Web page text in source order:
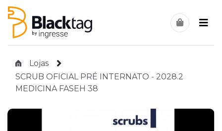
Lojas
SCRUB OFICIAL PRÉ INTERNATO - 2028.2
MEDICINA FASEH 38